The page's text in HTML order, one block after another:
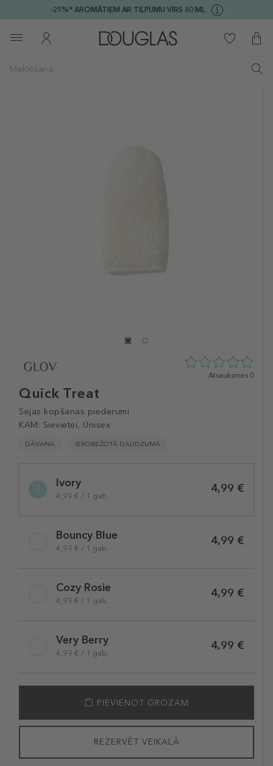
-25%* AROMĀTIEM AR TILPUMU VIRS 80 ML
Quick Treat
Sejas kopšanas piederumi
KAM: Sievietei, Unisex
DĀVANA IEROBEŽOTĀ DAUDZUMĀ
0
Atsauksmes 0
variationIvory
4,99 € / 1 gab.
4,99 €
Bouncy Blue
4,99 € / 1 gab.
4,99 €
Cozy Rosie
4,99 € / 1 gab.
4,99 €
Very Berry
4,99 € / 1 gab.
4,99 €
PIEVIENOT GROZAM
REZERVĒT VEIKALĀ